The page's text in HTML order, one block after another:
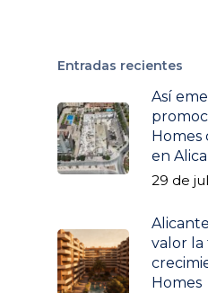
Entradas recientes
Así
en
29 de
valor la
Homes